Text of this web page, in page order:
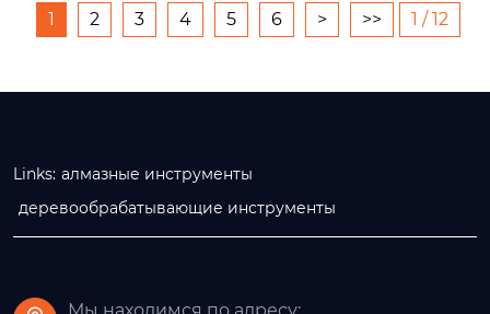
ставлять нам сообщ
1 2 3 4 5 6 > >> 1 / 12
Links: алмазные инструменты
деревообрабатывающие инструменты
Мы находимся по адресу: